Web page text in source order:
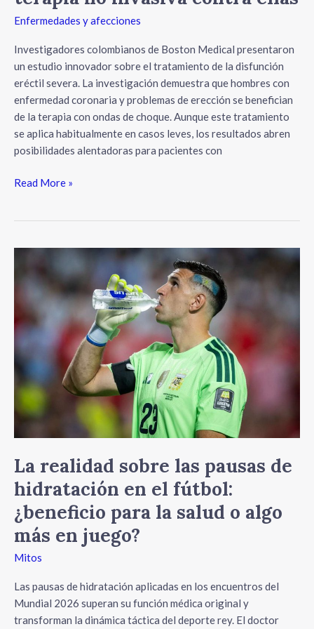
Enfermedades y afecciones
Investigadores colombianos de Boston Medical presentaron
un estudio innovador sobre el tratamiento de la disfunción
eréctil severa. La investigación demuestra que hombres con
enfermedad coronaria y problemas de erección se benefician
de la terapia con ondas de choque. Aunque este tratamiento
se aplica habitualmente en casos leves, los resultados abren
posibilidades alentadoras para pacientes con
Read More »
La realidad sobre las pausas de
hidratación en el fútbol:
¿beneficio para la salud o algo
más en juego?
Mitos
Las pausas de hidratación aplicadas en los encuentros del
Mundial 2026 superan su función médica original y
transforman la dinámica táctica del deporte rey. El doctor
sobre
las
pausas
hidratación
el
fútbol:
¿beneficio
para
la
salud
o
algo
más
en
juego?